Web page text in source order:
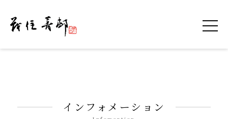
令和を書いた書道家「茂住 菁邨（もずみ せ
インフォメーション